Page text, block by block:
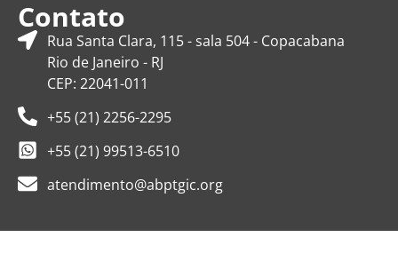
Contato
Rua Santa Clara, 115 - sala 504 - Copacabana
Rio de Janeiro - RJ
CEP: 22041-011
+55 (21) 2256-2295
+55 (21) 99513-6510
atendimento@abptgic.org